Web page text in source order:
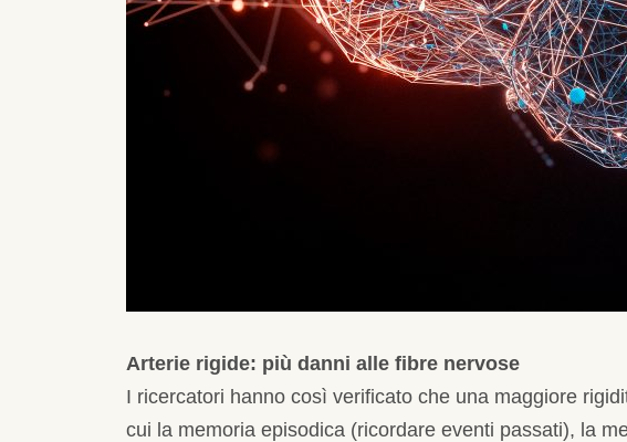
Arterie rigide: più danni alle fibre nervose
I ricercatori hanno così verificato che una maggiore
cui la memoria episodica (ricordare eventi passati), la